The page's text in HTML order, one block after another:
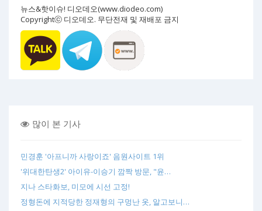
뉴스&핫이슈! 디오데오(www.diodeo.com)
Copyrightⓒ 디오데오. 무단전재 및 재배포 금지
많이 본 기사
민경훈 '아프니까 사랑이죠' 음원사이트 1위
'위대한탄생2' 아이유-이승기 깜짝 방문, "윤…
지나 스타화보, 미모에 시선 고정!
정형돈에 지적당한 정재형의 구멍난 옷, 알고보니…